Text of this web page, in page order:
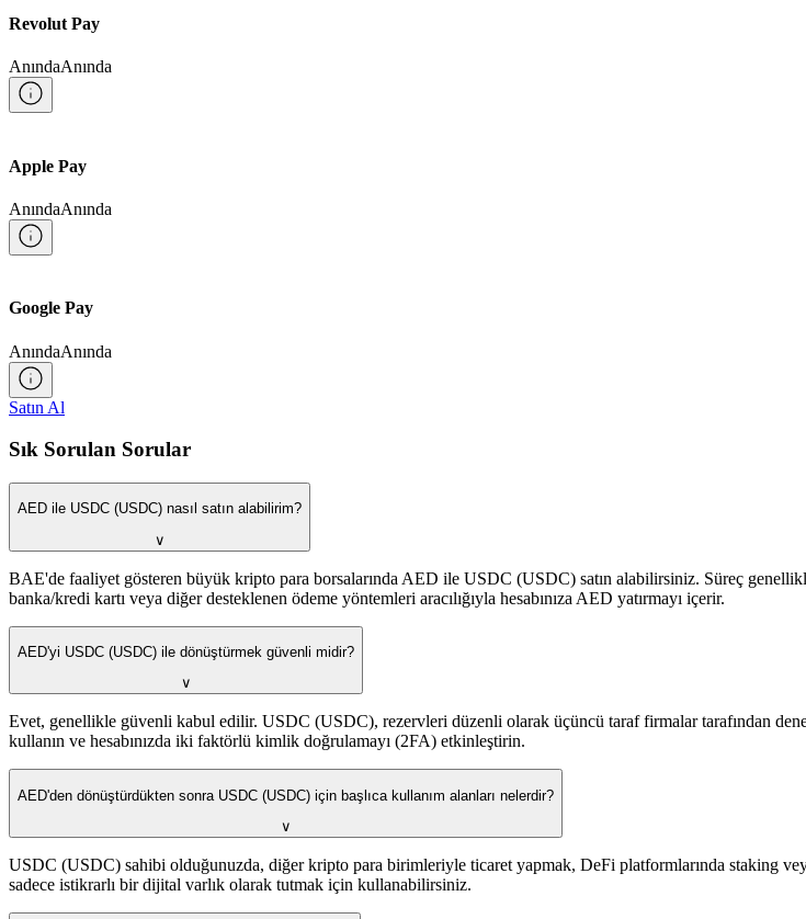
Revolut Pay
AnındaAnında
Apple Pay
AnındaAnında
Google Pay
AnındaAnında
Satın Al
Sık Sorulan Sorular
AED ile USDC (USDC) nasıl satın alabilirim?
∨
BAE'de faaliyet gösteren büyük kripto para borsalarında AED ile USDC (USDC) satın alabilirsiniz. Süreç
banka/kredi kartı veya diğer desteklenen ödeme yöntemleri aracılığıyla hesabınıza AED yatırmayı içerir.
AED'yi USDC (USDC) ile dönüştürmek güvenli midir?
∨
Evet, genellikle güvenli kabul edilir. USDC (USDC), rezervleri düzenli olarak üçüncü taraf firmalar tarafından
kullanın ve hesabınızda iki faktörlü kimlik doğrulamayı (2FA) etkinleştirin.
AED'den dönüştürdükten sonra USDC (USDC) için başlıca kullanım alanları nelerdir?
∨
USDC (USDC) sahibi olduğunuzda, diğer kripto para birimleriyle ticaret yapmak, DeFi platformlarında staking
sadece istikrarlı bir dijital varlık olarak tutmak için kullanabilirsiniz.